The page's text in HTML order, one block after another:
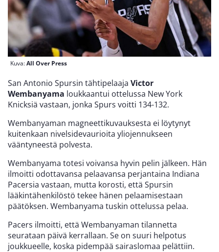
Kuva:All Over Press
San Antonio Spursin tähtipelaaja Victor
Wembanyama loukkaantui ottelussa New York
Knicksiä vastaan, jonka Spurs voitti 134-132.
Wembanyaman magneettikuvauksesta ei löytynyt
kuitenkaan nivelsidevaurioita yliojennukseen
vääntyneestä polvesta.
Wembanyama totesi voivansa hyvin pelin jälkeen. Hän
ilmoitti odottavansa pelaavansa perjantaina Indiana
Pacersia vastaan, mutta korosti, että Spursin
lääkintähenkilöstö tekee hänen pelaamisestaan
päätöksen. Wembanyama tuskin ottelussa pelaa.
Pacers ilmoitti, että Wembanyaman tilannetta
seurataan päivä kerrallaan. Se on suuri helpotus
joukkueelle, koska pidempää sairaslomaa pelättiin.